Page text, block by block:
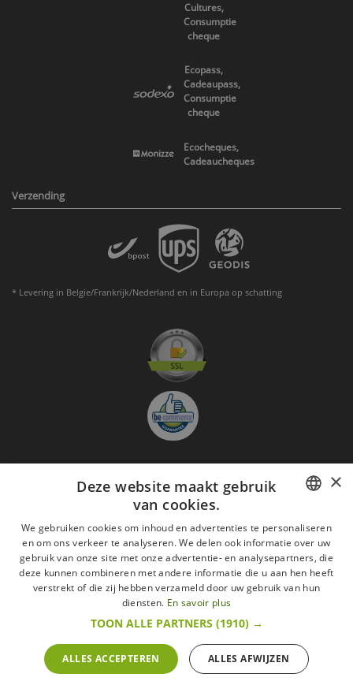
Cultures,
Consumptie
cheque
Ecopass,
Cadeaupass,
Consumptie
cheque
Ecocheques,
Cadeaucheques
Verzending
* Levering in Belgie/Frankrijk/Nederland en in Europa op schatting
Aanmelden nieuwsbrief
GO
Ik ga akkoord metde Wettelijke vermeldingen
Alle merken
Algemene verkoopsvoorwaarden
Wettelijke vermeldingen
withdrawal rights
Veelgestelde vragen
Alle rechten voorbehouden ©2015 Les Secrets du Chef/Alle prijzen op deze website
zijn met alle belastingen inbegrepen.
De Belgische wetgeving van 6 april 2010 geeft de consument het recht om binnen 14
werkdagen op een aankoop terug te komen.
FRENCH
ENGLISH
×
Deze website maakt gebruik
van cookies.
We gebruiken cookies om inhoud en advertenties te personaliseren
en om ons verkeer te analyseren. We delen ook informatie over uw
gebruik van onze site met onze advertentie- en analysepartners, die
deze kunnen combineren met andere informatie die u aan hen heeft
verstrekt of die zij hebben verzameld door uw gebruik van hun
diensten. En savoir plus
TOON ALLE PARTNERS (1910) →
ALLES ACCEPTEREN ALLES AFWIJZEN